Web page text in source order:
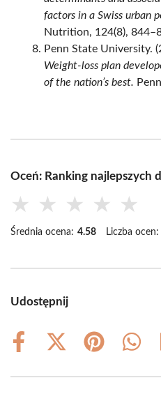
factors in a Swiss urban
Nutrition, 124(8),
Penn State University.
Weight‑loss plan
of the nation’s best.
Oceń: Ranking najlepszych
★ ★ ★ ★ ★
Średnia ocena: 4.58 Liczba ocen:
Udostępnij
Share
Share
(Twitter)
Share
Share